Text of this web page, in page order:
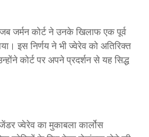
जर्मन कोर्ट ने उनके खिलाफ एक पूर्व
इस निर्णय ने भी ज्वेरेव को अतिरिक्त
कोर्ट पर अपने प्रदर्शन से यह सिद्ध
ज्वेरेव का मुकाबला कार्लोस